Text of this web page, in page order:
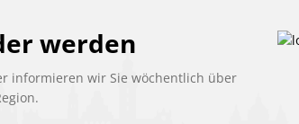
werden
informieren wir Sie wöchentlich über